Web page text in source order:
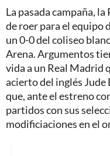
La pasada campaña,
de roer para el equipo
un 0-0 del coliseo
Arena. Argumentos
vida a un Real Madrid
acierto del inglés Jude
que, ante el estreno
partidos con sus
modificiaciones en el